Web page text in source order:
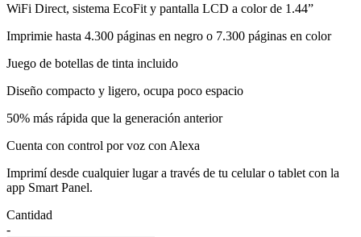
WiFi Direct, sistema EcoFit y pantalla LCD a color de 1.44”
Imprimie hasta 4.300 páginas en negro o 7.300 páginas en color
Juego de botellas de tinta incluido
Diseño compacto y ligero, ocupa poco espacio
50% más rápida que la generación anterior
Cuenta con control por voz con Alexa
Imprimí desde cualquier lugar a través de tu celular o tablet con la
app Smart Panel.
Cantidad
-